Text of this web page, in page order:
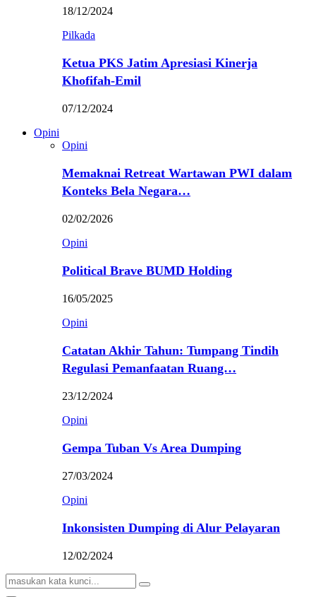
18/12/2024
Pilkada
Ketua PKS Jatim Apresiasi Kinerja
Khofifah-Emil
07/12/2024
Opini
Opini
Memaknai Retreat Wartawan PWI dalam
Konteks Bela Negara…
02/02/2026
Opini
Political Brave BUMD Holding
16/05/2025
Opini
Catatan Akhir Tahun: Tumpang Tindih
Regulasi Pemanfaatan Ruang…
23/12/2024
Opini
Gempa Tuban Vs Area Dumping
27/03/2024
Opini
Inkonsisten Dumping di Alur Pelayaran
12/02/2024
Search
for:
Search